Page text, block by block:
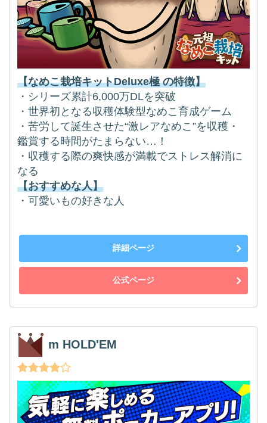
【なめこ栽培キットDeluxe極 の特徴】
・シリーズ累計6,000万DLを突破
・世界初となる収穫体験型なめこ育成ゲーム
・苦労して誕生させた“激レアなめこ”を収穫・
鑑賞する時間がたまらない…！
・収穫する際の爽快感が満載でストレス解消に
なる
【おすすめな人】
・可愛いもの好きな人
詳細ページ
公式ページ
m HOLD'EM